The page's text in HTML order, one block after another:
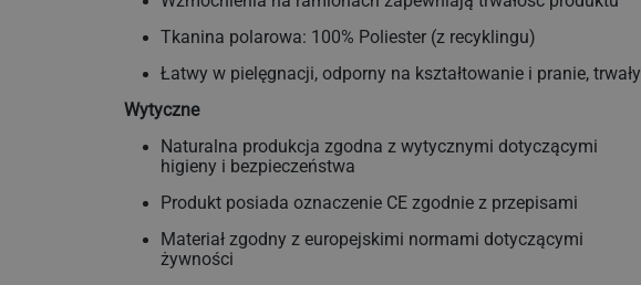
Tkanina polarowa: 100% Poliester (z recyklingu)
Łatwy w pielęgnacji, odporny na kształtowanie i pranie, trwały
Wytyczne
Naturalna produkcja zgodna z wytycznymi dotyczącymi
higieny i bezpieczeństwa
Produkt posiada oznaczenie CE zgodnie z przepisami
Materiał zgodny z europejskimi normami dotyczącymi
żywności